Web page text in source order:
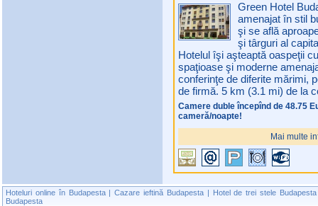
Green Hotel
amenajat în stil
şi se află
şi târguri al
Hotelul îşi aşteaptă oaspeţii
spaţioase şi moderne
conferinţe de diferite mărimi,
de firmă. 5 km (3.1 mi) de la
Camere duble începînd de 48.75
cameră/noapte!
Mai multe
Hoteluri online în Budapesta|Cazare ieftină Budapesta| Hotel de trei stele Budapesta
Budapesta